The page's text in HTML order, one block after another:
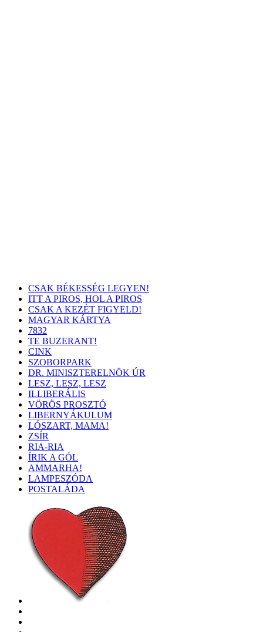
CSAK BÉKESSÉG LEGYEN!
ITT A PIROS, HOL A PIROS
CSAK A KEZÉT FIGYELD!
MAGYAR KÁRTYA
7832
TE BUZERANT!
CINK
SZOBORPARK
DR. MINISZTERELNÖK ÚR
LESZ, LESZ, LESZ
ILLIBERÁLIS
VÖRÖS PROSZTÓ
LIBERNYÁKULUM
LÓSZART, MAMA!
ZSÍR
RIA-RIA
ÍRIK A GÓL
AMMARHA!
LAMPESZÓDA
POSTALÁDA